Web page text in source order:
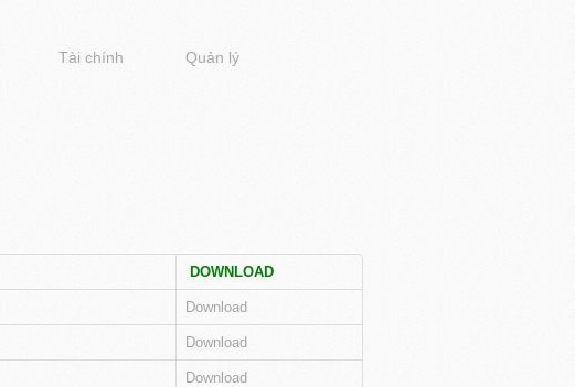
Tài chính Quản lý
DOWNLOAD
Download
Download
Download